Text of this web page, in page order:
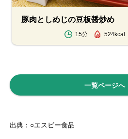
豚肉としめじの豆板醤炒め
15分 524kcal
一覧ページへ
出典：○エスビー食品